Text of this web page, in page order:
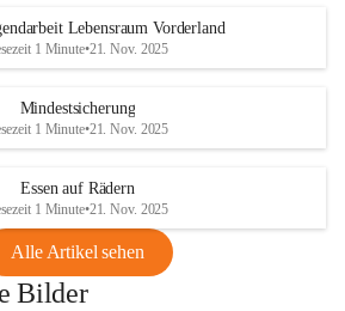
Lebensraum Vorderland
1 Minute•21. Nov. 2025
Mindestsicherung
1 Minute•21. Nov. 2025
Essen auf Rädern
1 Minute•21. Nov. 2025
Alle Artikel sehen
Bilder